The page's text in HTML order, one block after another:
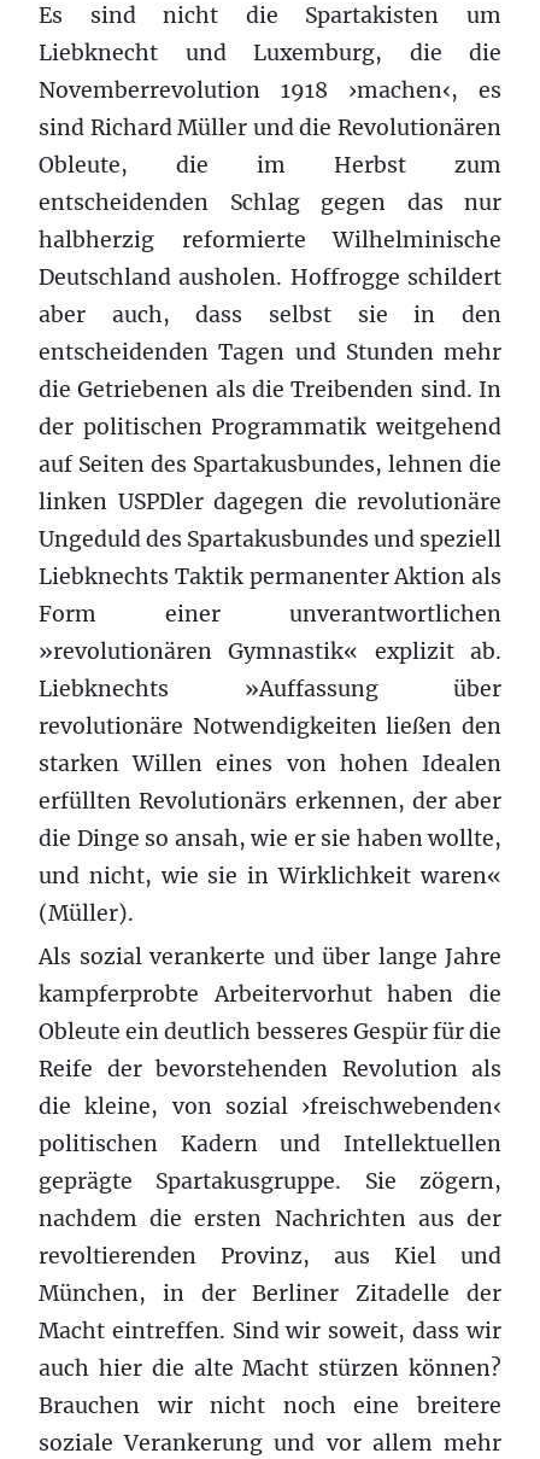
Es sind nicht die Spartakisten um
Liebknecht und Luxemburg, die die
Novemberrevolution 1918 ›machen‹, es
sind Richard Müller und die Revolutionären
Obleute, die im Herbst zum
entscheidenden Schlag gegen das nur
halbherzig reformierte Wilhelminische
Deutschland ausholen. Hoffrogge schildert
aber auch, dass selbst sie in den
entscheidenden Tagen und Stunden mehr
die Getriebenen als die Treibenden sind. In
der politischen Programmatik weitgehend
auf Seiten des Spartakusbundes, lehnen die
linken USPDler dagegen die revolutionäre
Ungeduld des Spartakusbundes und speziell
Liebknechts Taktik permanenter Aktion als
Form einer unverantwortlichen
»revolutionären Gymnastik« explizit ab.
Liebknechts »Auffassung über
revolutionäre Notwendigkeiten ließen den
starken Willen eines von hohen Idealen
erfüllten Revolutionärs erkennen, der aber
die Dinge so ansah, wie er sie haben wollte,
und nicht, wie sie in Wirklichkeit waren«
(Müller).
Als sozial verankerte und über lange Jahre
kampferprobte Arbeitervorhut haben die
Obleute ein deutlich besseres Gespür für die
Reife der bevorstehenden Revolution als
die kleine, von sozial ›freischwebenden‹
politischen Kadern und Intellektuellen
geprägte Spartakusgruppe. Sie zögern,
nachdem die ersten Nachrichten aus der
revoltierenden Provinz, aus Kiel und
München, in der Berliner Zitadelle der
Macht eintreffen. Sind wir soweit, dass wir
auch hier die alte Macht stürzen können?
Brauchen wir nicht noch eine breitere
soziale Verankerung und vor allem mehr